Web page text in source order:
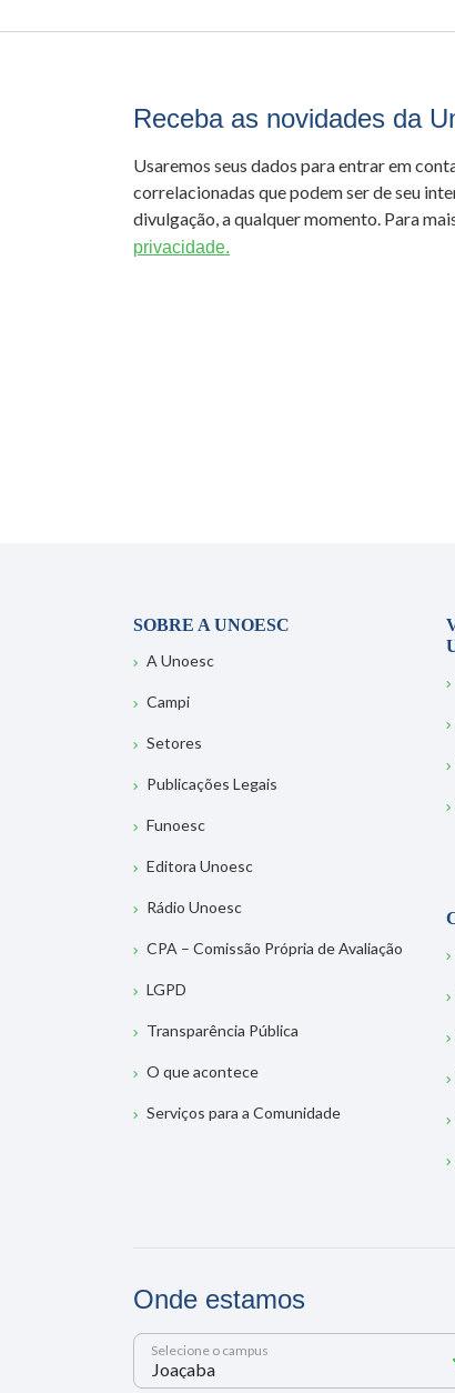
Receba as novidades da
Usaremos seus dados para entrar em
correlacionadas que podem ser de seu
divulgação, a qualquer momento. Para
privacidade.
SOBRE A UNOESC
A Unoesc
Campi
Setores
Publicações Legais
Funoesc
Editora Unoesc
Rádio Unoesc
CPA – Comissão Própria de Avaliação
LGPD
Transparência Pública
O que acontece
Serviços para a Comunidade
Onde estamos
Selecione o campus